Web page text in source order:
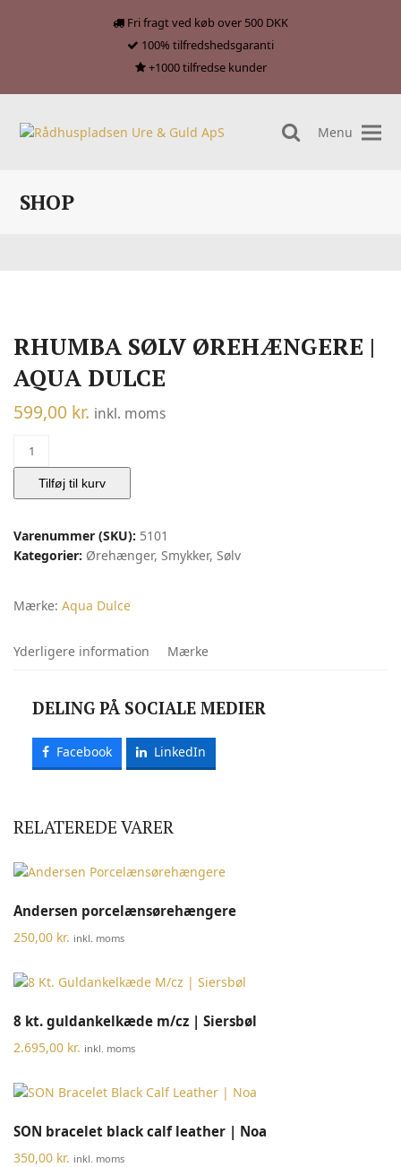
Fri fragt ved køb over 500 DKK
100% tilfredshedsgaranti
+1000 tilfredse kunder
search
Menu
SHOP
RHUMBA SØLV ØREHÆNGERE |
AQUA DULCE
599,00 kr. inkl. moms
Rhumba
Sølv
Ørehængere
|
Dulce
antal
Tilføj til kurv
Varenummer (SKU): 5101
Kategorier: Ørehænger, Smykker, Sølv
Mærke: Aqua Dulce
Yderligere information Mærke
DELING PÅ SOCIALE MEDIER
Facebook LinkedIn
RELATEREDE VARER
Andersen porcelænsørehængere
250,00 kr. inkl. moms
8 kt. guldankelkæde m/cz | Siersbøl
2.695,00 kr. inkl. moms
SON bracelet black calf leather | Noa
350,00 kr. inkl. moms